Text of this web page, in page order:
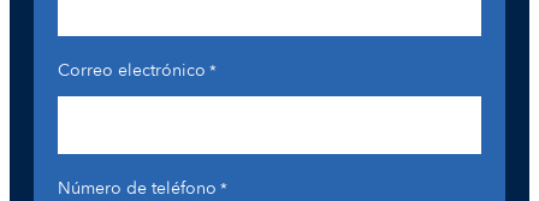
Correo electrónico *
Número de teléfono *